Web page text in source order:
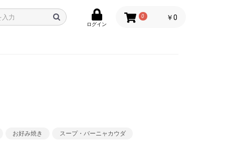
ログイン
0 ￥0
お好み焼き スープ・バーニャカウダ